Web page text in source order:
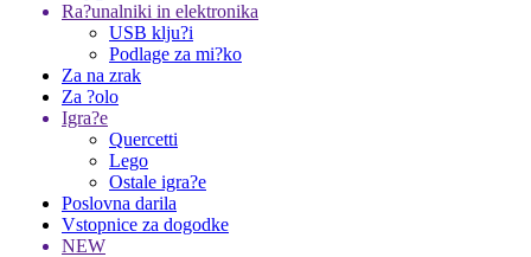
Ra?unalniki in elektronika
USB klju?i
Podlage za mi?ko
Za na zrak
Za ?olo
Igra?e
Quercetti
Lego
Ostale igra?e
Poslovna darila
Vstopnice za dogodke
NEW